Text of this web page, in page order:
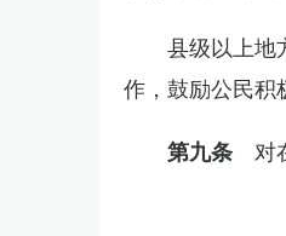
县级以上地
作，鼓励公民积
第九条 对